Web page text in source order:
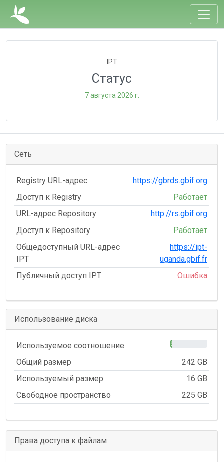
IPT
Статус
7 августа 2026 г.
Сеть
Registry URL-адрес
https://gbrds.gbif.org
Доступ к Registry
Работает
URL-адрес Repository
http://rs.gbif.org
Доступ к Repository
Работает
Общедоступный URL-адрес
IPT
https://ipt-
uganda.gbif.fr
Публичный доступ IPT
Ошибка
Использование диска
Используемое соотношение 6%
Общий размер
242 GB
Используемый размер
16 GB
Свободное пространство
225 GB
Права доступа к файлам